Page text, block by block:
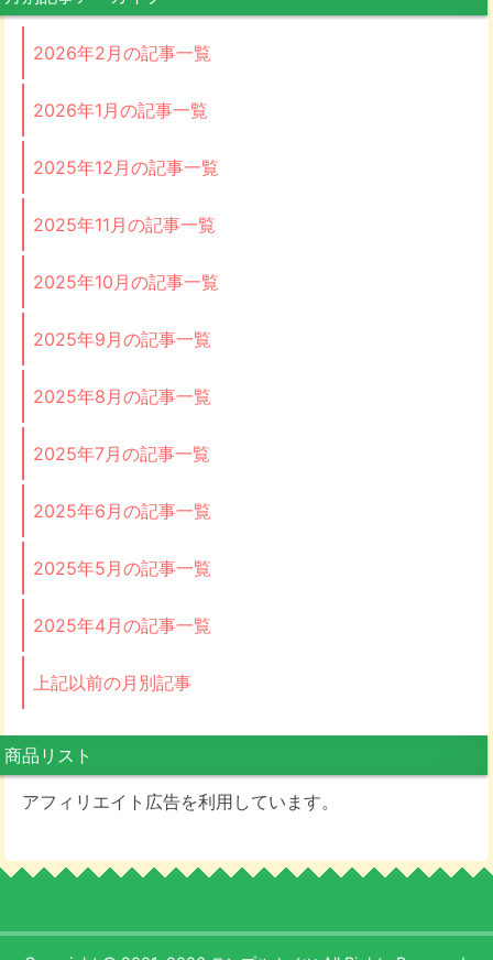
2026年2月の記事一覧
2026年1月の記事一覧
2025年12月の記事一覧
2025年11月の記事一覧
2025年10月の記事一覧
2025年9月の記事一覧
2025年8月の記事一覧
2025年7月の記事一覧
2025年6月の記事一覧
2025年5月の記事一覧
2025年4月の記事一覧
上記以前の月別記事
商品リスト
アフィリエイト広告を利用しています。